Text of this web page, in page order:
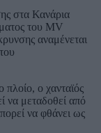
στα Κανάρια
του MV
αναμένεται
ο χανταϊός
να μεταδοθεί από
να φθάνει ως